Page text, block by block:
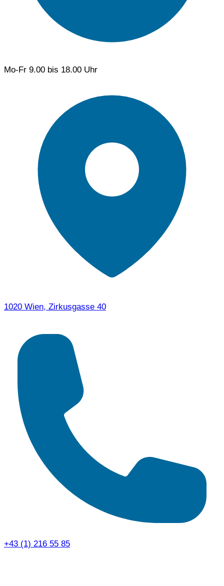
Mo-Fr 9.00 bis 18.00 Uhr
1020 Wien, Zirkusgasse 40
+43 (1) 216 55 85